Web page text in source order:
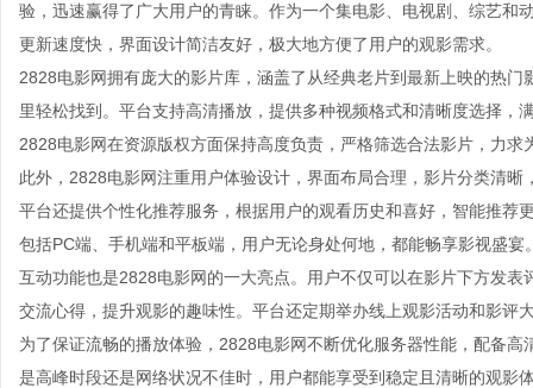
验，迅速赢得了广大用户的青睐。作为一个集电影、电视剧、综艺
更新速度快，界面设计简洁友好，极大地方便了用户的观影需求。
2828电影网拥有庞大的影片库，涵盖了从经典老片到最新上映的热
里轻松找到。平台支持高清播放，提供多种视频格式和清晰度选择
2828电影网在资源版权方面保持高度负责，严格筛选合法影片，力求
此外，2828电影网注重用户体验设计，界面布局合理，影片分类清
平台还提供个性化推荐服务，根据用户的观看历史和喜好，智能推
包括PC端、手机端和平板端，用户无论身处何地，都能畅享影视盛宴
互动功能也是2828电影网的一大亮点。用户不仅可以在影片下方发
交流心得，提升观影的趣味性。平台还定期举办线上观影活动和影评
为了保证流畅的播放体验，2828电影网不断优化服务器性能，配备
是高峰时段还是网络状况不佳时，用户都能享受到稳定且清晰的观影